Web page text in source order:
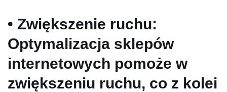
• Zwiększenie ruchu:
Optymalizacja sklepów
internetowych pomoże w
zwiększeniu ruchu, co z kolei